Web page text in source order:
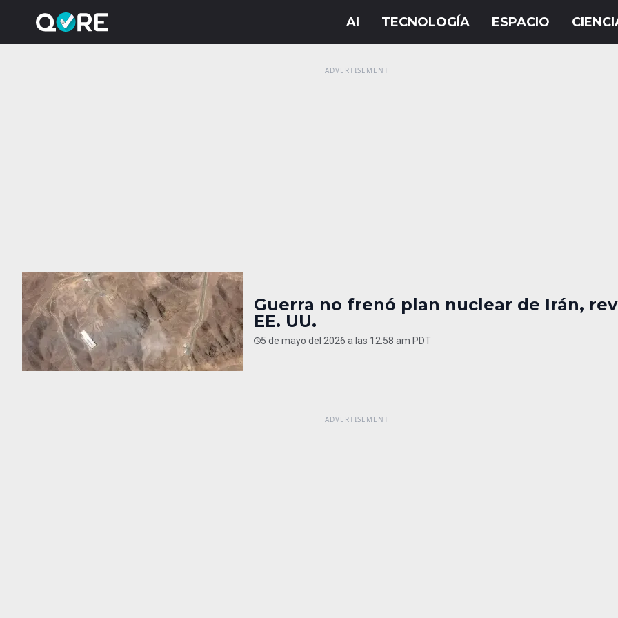
Guerra no frenó plan nuclear de Irán,
EE. UU.
5 de mayo del 2026 a las 12:58 am PDT